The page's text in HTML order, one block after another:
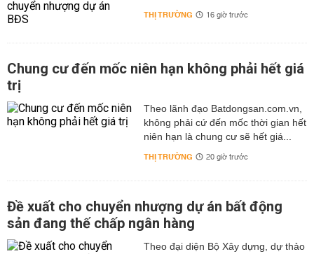
THỊ TRƯỜNG 16 giờ trước
Chung cư đến mốc niên hạn không phải hết giá
trị
Theo lãnh đạo Batdongsan.com.vn,
không phải cứ đến mốc thời gian hết
niên hạn là chung cư sẽ hết giá...
THỊ TRƯỜNG 20 giờ trước
Đề xuất cho chuyển nhượng dự án bất động
sản đang thế chấp ngân hàng
Theo đại diện Bộ Xây dựng, dự thảo